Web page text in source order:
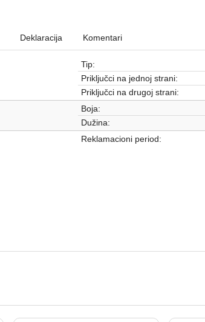
Deklaracija Komentari
Tip:
Priključci na jednoj strani:
Priključci na drugoj strani:
Boja:
Dužina:
Reklamacioni period: